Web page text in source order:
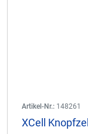
Artikel-Nr.: 148261
XCell